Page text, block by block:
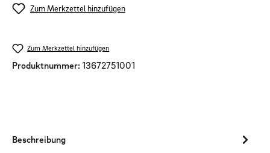
Zum Merkzettel hinzufügen
Zum Merkzettel hinzufügen
Produktnummer: 13672751001
Beschreibung